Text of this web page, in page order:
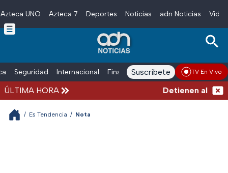
Skip to main content
Azteca UNO Azteca 7 Deportes Noticias adn Noticias
Seguridad Internacional Finanzas adn Noticias Radio
Suscríbete TV En Vivo
ÚLTIMA HORA Detienen al
/ Es Tendencia / Nota